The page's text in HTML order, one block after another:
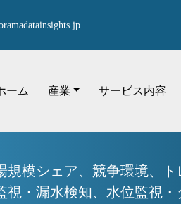
ーム 産業 サービス内容
規模シェア、競争環境、
視・漏水検知、水位監視